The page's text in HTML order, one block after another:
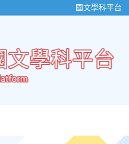
國文學科平台